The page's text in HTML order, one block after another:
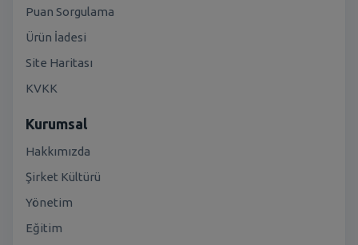
Puan Sorgulama
Ürün İadesi
Site Haritası
KVKK
Kurumsal
Hakkımızda
Şirket Kültürü
Yönetim
Eğitim